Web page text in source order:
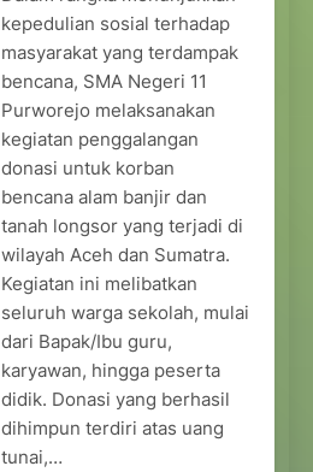
kepedulian sosial terhadap
masyarakat yang terdampak
bencana, SMA Negeri 11
Purworejo melaksanakan
kegiatan penggalangan
donasi untuk korban
bencana alam banjir dan
tanah longsor yang terjadi di
wilayah Aceh dan Sumatra.
Kegiatan ini melibatkan
seluruh warga sekolah, mulai
dari Bapak/Ibu guru,
karyawan, hingga peserta
didik. Donasi yang berhasil
dihimpun terdiri atas uang
tunai,…